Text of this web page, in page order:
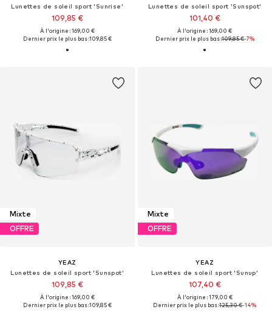
Lunettes de soleil sport 'Sunrise'
109,85 €
À l'origine : 169,00 €
Dernier prix le plus bas :109,85 €
Lunettes de soleil sport 'Sunspot'
101,40 €
À l'origine : 169,00 €
Dernier prix le plus bas :109,85 €-7%
Mixte
OFFRE
YEAZ
Lunettes de soleil sport 'Sunspot'
109,85 €
À l'origine : 169,00 €
Dernier prix le plus bas :109,85 €
Mixte
OFFRE
YEAZ
Lunettes de soleil sport 'Sunup'
107,40 €
À l'origine : 179,00 €
Dernier prix le plus bas :125,30 €-14%